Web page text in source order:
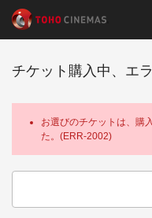
チケット購入中、エ
お選びのチケットは、購
た。(ERR-2002)